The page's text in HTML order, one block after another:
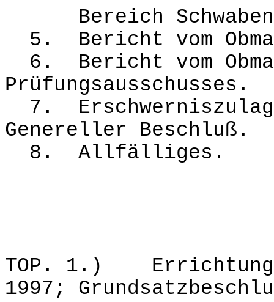
Bereich
5. Bericht vom
6. Bericht vom
Prüfungsausschusses.
7.
Genereller Beschluß.
8. Allfälliges.
TOP. 1.) Errichtung
1997;